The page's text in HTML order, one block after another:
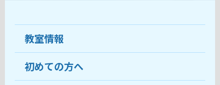
教室情報
教室について
初めての方へ